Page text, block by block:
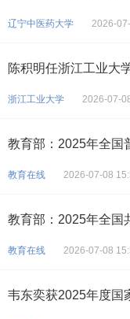
辽宁中医药大学 2026-
陈积明任浙江工业大
浙江工业大学 2026-07-
教育部：2025年全国
教育在线 2026-07-08
教育部：2025年全国
教育在线 2026-07-08
韦东奕获2025年度国